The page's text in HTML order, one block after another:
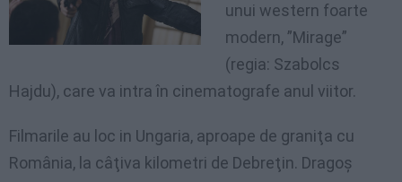
unui western foarte
modern, ”Mirage”
(regia: Szabolcs
Hajdu), care va intra în cinematografe anul viitor.
Filmarile au loc in Ungaria, aproape de graniţa cu
România, la câţiva kilometri de Debreţin. Dragoş